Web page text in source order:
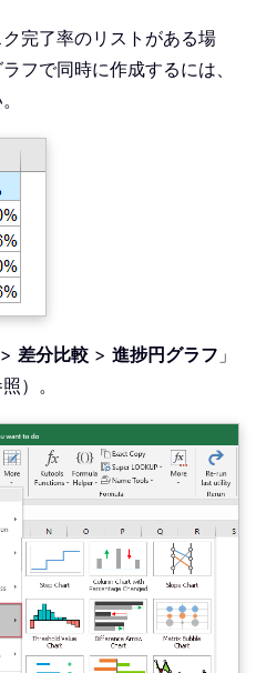
完了率のリストがある場
フで同時に作成するには、
> 差分比較 > 進捗円グラフ 」
）。